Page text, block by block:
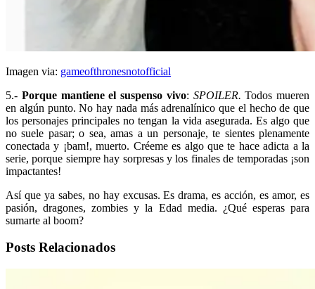
Imagen via: gameofthronesnotofficial
5.- Porque mantiene el suspenso vivo: SPOILER.Todos mueren
en algún punto. No hay nada más adrenalínico que el hecho de que
los personajes principales no tengan la vida asegurada. Es algo que
no suele pasar; o sea, amas a un personaje, te sientes plenamente
conectada y ¡bam!, muerto. Créeme es algo que te hace adicta a la
serie, porque siempre hay sorpresas y los finales de temporadas ¡son
impactantes!
Así que ya sabes, no hay excusas. Es drama, es acción, es amor, es
pasión, dragones, zombies y la Edad media. ¿Qué esperas para
sumarte al boom?
Posts Relacionados